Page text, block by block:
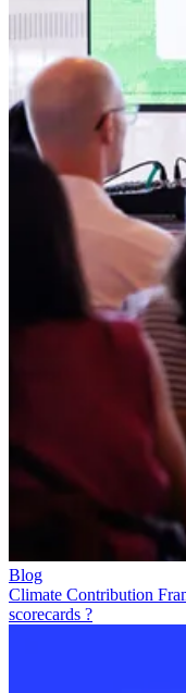
Blog
Climate Contribution
scorecards ?